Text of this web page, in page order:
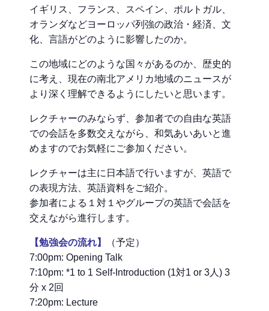
イギリス、フランス、スペイン、ポルトガル、
オランダなどヨーロッパ列強の政治・経済、文
化、言語がどのように影響したのか。
この地域にどのような国々があるのか、歴史的
に考え、現在の南北アメリカ地域のニュースが
より深く理解できるようにしたいと思います。
レクチャーのみならず、参加者での自由な英語
での会話を多数交えながら、和気あいあいと進
めますのでお気軽にご参加ください。
レクチャーは主に日本語で行いますが、英語で
の表現方法、英語資料をご紹介。
参加者による１対１やグループの英語で会話を
交えながら進行します。
【勉強会の流れ】
（予定）
7:00pm: Opening Talk
7:10pm: *1 to 1 Self-Introduction (1対1 or 3人) 3
分 x 2回
7:20pm: Lecture